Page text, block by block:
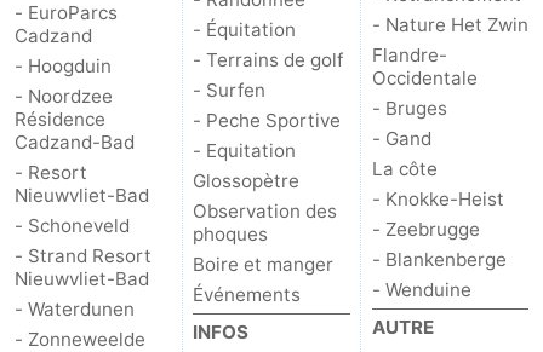
- EuroParcs
Cadzand
- Hoogduin
- Noordzee
Résidence
Cadzand-Bad
- Resort
Nieuwvliet-Bad
- Schoneveld
- Strand Resort
Nieuwvliet-Bad
- Waterdunen
- Zonneweelde
- Équitation
- Terrains de golf
- Surfen
- Peche Sportive
- Equitation
Glossopètre
Observation des
phoques
Boire et manger
Événements
INFOS
- Nature Het Zwin
Flandre-
Occidentale
- Bruges
- Gand
La côte
- Knokke-Heist
- Zeebrugge
- Blankenberge
- Wenduine
AUTRE